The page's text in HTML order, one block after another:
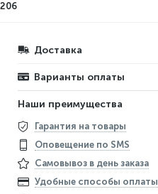
Доставка
Варианты оплаты
Наши преимущества
Гарантия на товары
Оповещение по SMS
Самовывоз в день заказа
Удобные способы оплаты